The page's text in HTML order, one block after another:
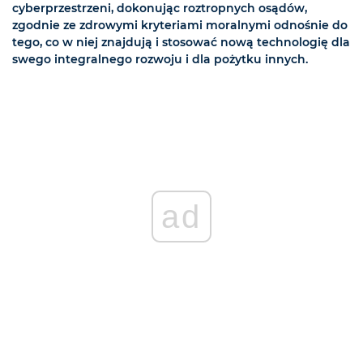
cyberprzestrzeni, dokonując roztropnych osądów,
zgodnie ze zdrowymi kryteriami moralnymi odnośnie do
tego, co w niej znajdują i stosować nową technologię dla
swego integralnego rozwoju i dla pożytku innych.
ad